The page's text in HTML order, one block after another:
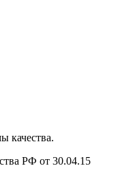
качества.
РФ от 30.04.15